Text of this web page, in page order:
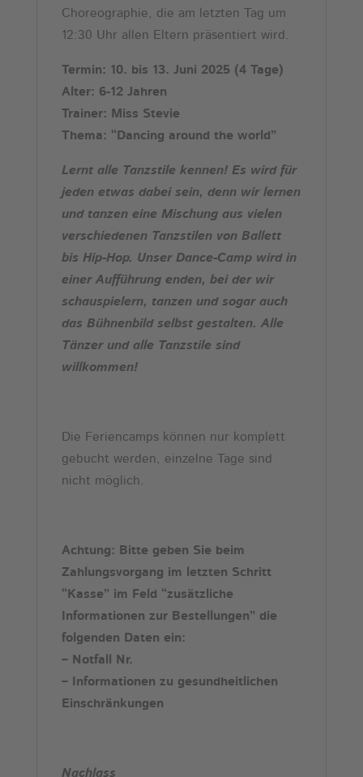
Choreographie, die am letzten Tag um
12:30 Uhr allen Eltern präsentiert wird.
Termin: 10. bis 13. Juni 2025 (4 Tage)
Alter: 6-12 Jahren
Trainer: Miss Stevie
Thema: “Dancing around the world”
Lernt alle Tanzstile kennen! Es wird für
jeden etwas dabei sein, denn wir lernen
und tanzen eine Mischung aus vielen
verschiedenen Tanzstilen von Ballett
bis Hip-Hop. Unser Dance-Camp wird in
einer Aufführung enden, bei der wir
schauspielern, tanzen und sogar auch
das Bühnenbild selbst gestalten. Alle
Tänzer und alle Tanzstile sind
willkommen!
Die Feriencamps können nur komplett
gebucht werden, einzelne Tage sind
nicht möglich.
Achtung: Bitte geben Sie beim
Zahlungsvorgang im letzten Schritt
“Kasse” im Feld “zusätzliche
Informationen zur Bestellungen” die
folgenden Daten ein:
– Notfall Nr.
– Informationen zu gesundheitlichen
Einschränkungen
Nachlass